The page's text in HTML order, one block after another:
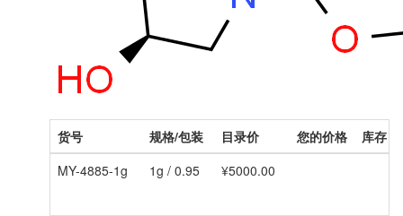
货号 规格/包装 目录价 您的价格 库存
MY-4885-1g
1g / 0.95 ¥5000.00